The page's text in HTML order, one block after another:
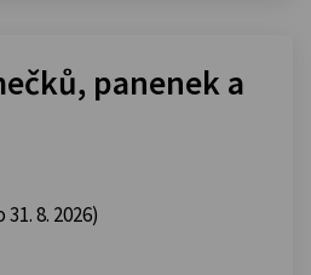
panenek a
8. 2026)